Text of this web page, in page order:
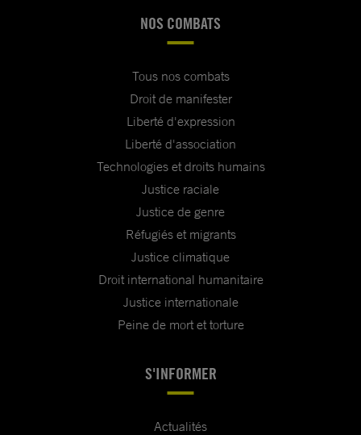
NOS COMBATS
Tous nos combats
Droit de manifester
Liberté d'expression
Liberté d'association
Technologies et droits humains
Justice raciale
Justice de genre
Réfugiés et migrants
Justice climatique
Droit international humanitaire
Justice internationale
Peine de mort et torture
S'INFORMER
Actualités